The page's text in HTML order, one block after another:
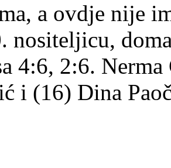
a ovdje nije
nositeljicu,
4:6, 2:6.
i (16) Dina